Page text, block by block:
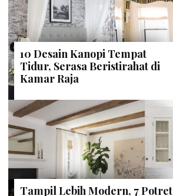
10 Desain Kanopi Tempat
Tidur, Serasa Beristirahat di
Kamar Raja
Tampil Lebih Modern, 7 Potret